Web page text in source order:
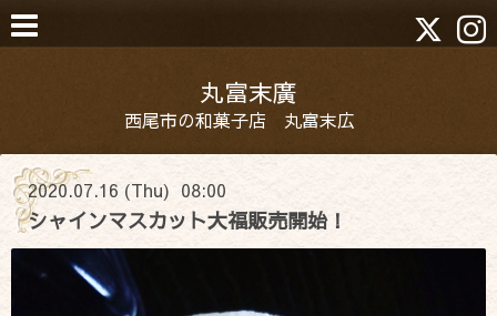
丸富末廣
西尾市の和菓子店 丸富末広
2020.07.16 (Thu) 08:00
シャインマスカット大福販売開始！